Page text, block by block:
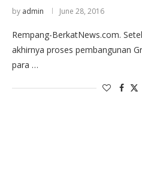
by admin June 28, 2016
Rempang-BerkatNews.com.
akhirnya proses pembangunan
para …